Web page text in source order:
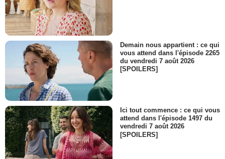
Demain nous appartient : ce qui
vous attend dans l'épisode 2265
du vendredi 7 août 2026
[SPOILERS]
Ici tout commence : ce qui vous
attend dans l'épisode 1497 du
vendredi 7 août 2026
[SPOILERS]